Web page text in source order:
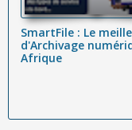
SmartFile : Le
d'Archivage
Afrique